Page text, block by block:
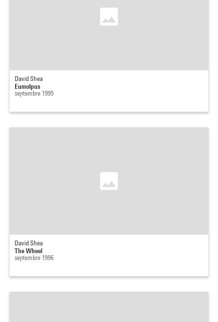
David Shea
Eumolpus
septembre 1995
David Shea
The Wheel
septembre 1996